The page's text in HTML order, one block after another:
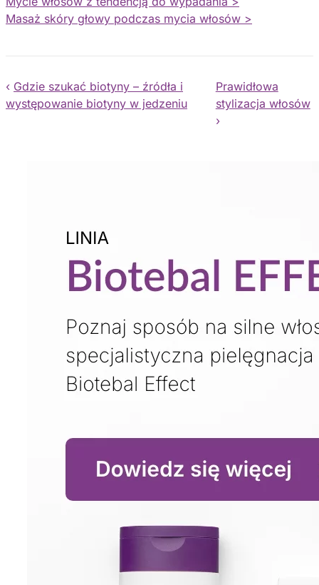
Masaż skóry głowy podczas mycia włosów >
‹ Gdzie szukać biotyny – źródła i
występowanie biotyny w jedzeniu
Prawidłowa
stylizacja włosów
›